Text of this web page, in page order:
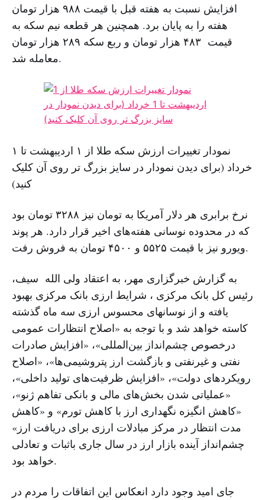
افزایش نسبت بە هفتە قبل با قیمت ٩٨٨ هزار تومان
هفتە را بە پایان برد. همچنین هر قطعە نیم سکە بە
قیمت ۴٨٣ هزار تومان و ربع سکە ٢٨٩ هزار تومان
معاملە شد.
نمودار تغییرات ارزش سکه طلا از ۱ اردیبهشت تا ۱
خرداد (برای دیدن نمودار در سایز بزرگ تر روی آن کلیک
کنید)
نرخ برابری هر دلار آمریکا بە تومان نیز ٣٢٨٨ تومان بود
کە در محدودە نوسانی هفتەهای اخیر قرار دارد. هر پوند
ویورو نیز با قیمت ۵۵۲۵ و ۴۵٠٠ تومان بە فروش رفت.
بە گزارش خبرگزاری مهر، بە اعتقاد ولی اللە سیف،
رئیس کل بانک مرکزی ، شرایط ارزی بانک مرکزی بهبود
یافتە و از نوسانهای محسوس ارزی سە ماه گذشتە
کاستە خواهد شد و با توجه بە «اصلاح انتظارات عمومی
درخصوص چشم‌انداز بین‌المللی»، «افزایش صادرات
نفتی و غیرنفتی و بازگشت ارز پتروشیمی‌ها»، «اصلاح
رویکردهای دولت»، «افزایش ظرفیت‌های تولید داخلی»،
«عملیاتی شدن بخش‌های مالی و بانکی تفاهم ژنو»،
«کاهش انگیزه نگهداری ارز با کاهش تورم» و «کاهش
مدت انتظار در مرکز مبادلات ارزی برای دریافت ارز»
چشم‌انداز آینده بازار ارز در سال جاری باثبات و تعادلی
خواهد بود.
جای امید وجود دارد انعکاس این اتفاقات را مردم در